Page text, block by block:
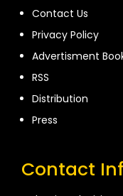
Contact Us
Privacy Policy
Advertisment
RSS
Distribution
Press
Contact